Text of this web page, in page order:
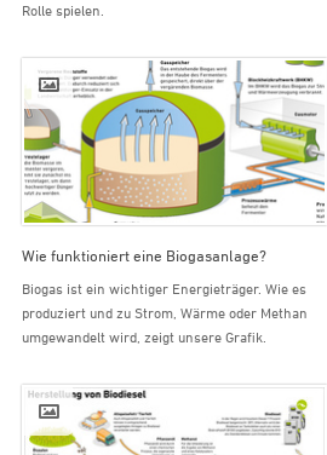
Rolle spielen.
Wie funktioniert eine Biogasanlage?
Biogas ist ein wichtiger Energieträger. Wie es
produziert und zu Strom, Wärme oder Methan
umgewandelt wird, zeigt unsere Grafik.